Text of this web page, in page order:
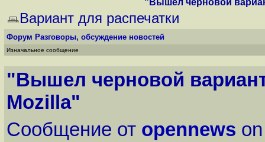
"Вышел черновой
Вариант для распечатки
Форум Разговоры, обсуждение новостей
Изначальное сообщение
"Вышел черновой
Mozilla"
Сообщение от opennews